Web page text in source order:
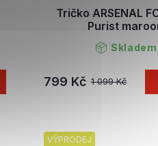
Tričko ARSENAL
Purist
Skladem
1 099 Kč
799 Kč
VÝPRODEJ